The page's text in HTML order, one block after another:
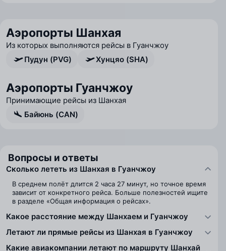
Аэропорты Шанхая
Из которых выполняются рейсы в Гуанчжоу
Пудун (PVG)
Хунцяо (SHA)
Аэропорты Гуанчжоу
Принимающие рейсы из Шанхая
Байюнь (CAN)
Вопросы и ответы
Сколько лететь из Шанхая в Гуанчжоу
В среднем полёт длится 2 часа 27 минут, но точное время
зависит от конкретного рейса. Больше полезностей ищите
в разделе «Общая информация о рейсах».
Какое расстояние между Шанхаем и Гуанчжоу
Летают ли прямые рейсы из Шанхая в Гуанчжоу
Какие авиакомпании летают по маршруту Шанхай